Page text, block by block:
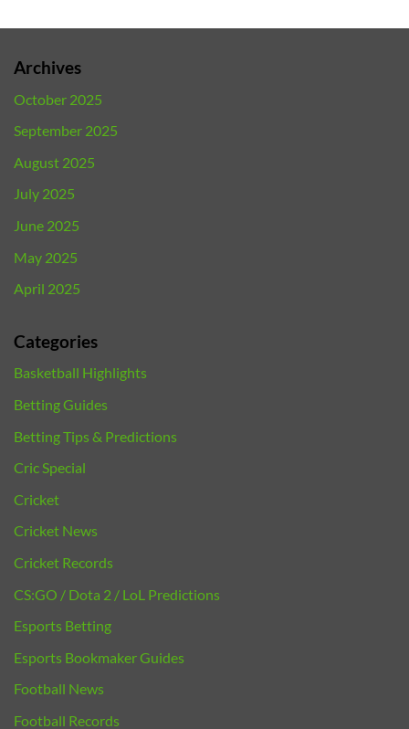
Archives
October 2025
September 2025
August 2025
July 2025
June 2025
May 2025
April 2025
Categories
Basketball Highlights
Betting Guides
Betting Tips & Predictions
Cric Special
Cricket
Cricket News
Cricket Records
CS:GO / Dota 2 / LoL Predictions
Esports Betting
Esports Bookmaker Guides
Football News
Football Records